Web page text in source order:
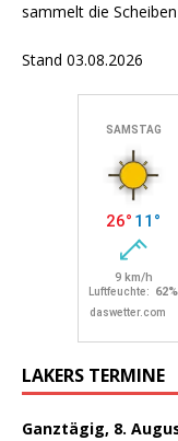
sammelt die
Stand 03.08.2026
LAKERS TERMINE
Ganztägig, 8.